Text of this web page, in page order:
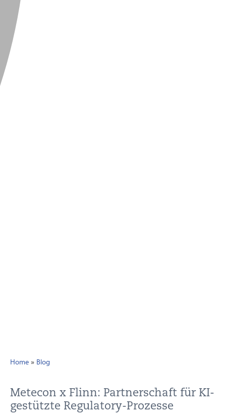
Home » Blog
Metecon x Flinn: Partnerschaft für KI-
gestützte Regulatory-Prozesse